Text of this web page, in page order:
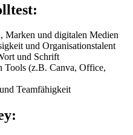
Marken und digitalen Medien
und Organisationstalent
und Schrift
Tools (z.B. Canva, Office,
Teamfähigkeit